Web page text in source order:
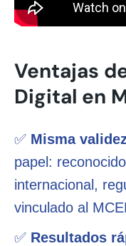
Ventajas
Digital en
✅ Misma
papel:
internacional,
vinculado al
✅ Resultados